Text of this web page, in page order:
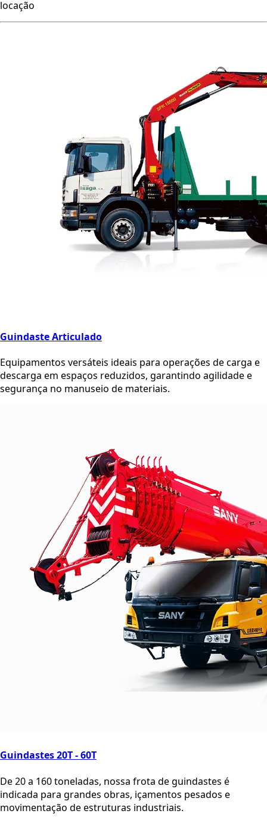
locação
Guindaste Articulado
Equipamentos versáteis ideais para operações de carga e
descarga em espaços reduzidos, garantindo agilidade e
segurança no manuseio de materiais.
Guindastes 20T - 60T
De 20 a 160 toneladas, nossa frota de guindastes é
indicada para grandes obras, içamentos pesados e
movimentação de estruturas industriais.